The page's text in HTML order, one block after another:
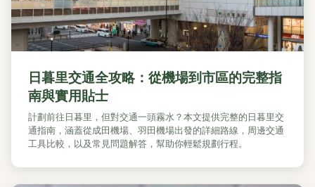
日暮里交通全攻略：從機場到市區的完整指
南與實用貼士
計劃前往日暮里，但對交通一頭霧水？本文提供完整的日暮里交
通指南，涵蓋從成田機場、羽田機場出發的詳細路線，周邊交通
工具比較，以及常見問題解答，幫助你輕鬆規劃行程。